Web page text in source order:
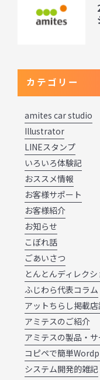
カテゴリー
amites car studio
Illustrator
LINEスタンプ
いろいろ体験記
おススメ情報
お客様サポート
お客様紹介
お知らせ
こぼれ話
ごあいさつ
とんとんディレク
ふじわら代表コラム
アットちらし掲載店
アミテスのご紹介
アミテスの製品・
コピペで簡単
システム開発的雑記